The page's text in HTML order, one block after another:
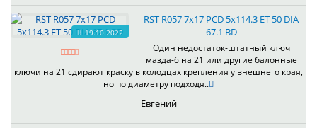
19.10.2022
RST R057 7x17 PCD 5x114.3 ET 50 DIA
67.1 BD
Один недостаток-штатный ключ
мазда-6 на 21 или другие балонные
ключи на 21 сдирают краску в колодцах крепления у внешнего края,
но по диаметру подходя..
Евгений